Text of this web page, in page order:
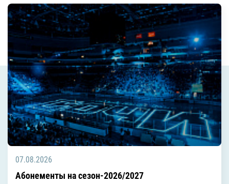
07.08.2026
Абонементы на сезон-2026/2027